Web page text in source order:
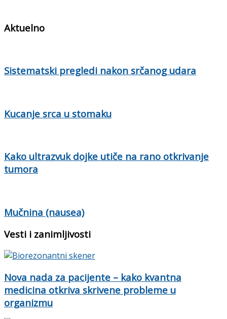
Aktuelno
Sistematski pregledi nakon srčanog udara
Kucanje srca u stomaku
Kako ultrazvuk dojke utiče na rano otkrivanje
tumora
Mučnina (nausea)
Vesti i zanimljivosti
Nova nada za pacijente – kako kvantna
medicina otkriva skrivene probleme u
organizmu